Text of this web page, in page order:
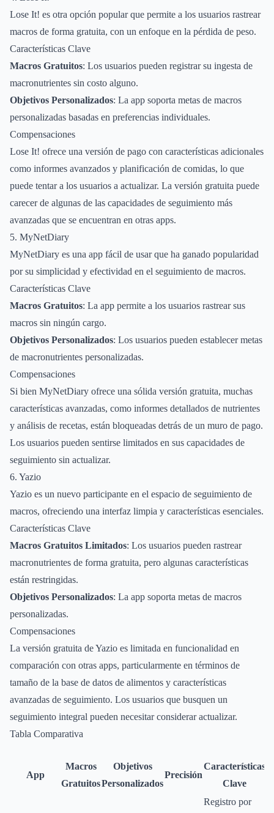
Lose It! es otra opción popular que permite a los usuarios rastrear
macros de forma gratuita, con un enfoque en la pérdida de peso.
Características Clave
Macros Gratuitos: Los usuarios pueden registrar su ingesta de
macronutrientes sin costo alguno.
Objetivos Personalizados: La app soporta metas de macros
personalizadas basadas en preferencias individuales.
Compensaciones
Lose It! ofrece una versión de pago con características adicionales
como informes avanzados y planificación de comidas, lo que
puede tentar a los usuarios a actualizar. La versión gratuita puede
carecer de algunas de las capacidades de seguimiento más
avanzadas que se encuentran en otras apps.
5. MyNetDiary
MyNetDiary es una app fácil de usar que ha ganado popularidad
por su simplicidad y efectividad en el seguimiento de macros.
Características Clave
Macros Gratuitos: La app permite a los usuarios rastrear sus
macros sin ningún cargo.
Objetivos Personalizados: Los usuarios pueden establecer metas
de macronutrientes personalizadas.
Compensaciones
Si bien MyNetDiary ofrece una sólida versión gratuita, muchas
características avanzadas, como informes detallados de nutrientes
y análisis de recetas, están bloqueadas detrás de un muro de pago.
Los usuarios pueden sentirse limitados en sus capacidades de
seguimiento sin actualizar.
6. Yazio
Yazio es un nuevo participante en el espacio de seguimiento de
macros, ofreciendo una interfaz limpia y características esenciales.
Características Clave
Macros Gratuitos Limitados: Los usuarios pueden rastrear
macronutrientes de forma gratuita, pero algunas características
están restringidas.
Objetivos Personalizados: La app soporta metas de macros
personalizadas.
Compensaciones
La versión gratuita de Yazio es limitada en funcionalidad en
comparación con otras apps, particularmente en términos de
tamaño de la base de datos de alimentos y características
avanzadas de seguimiento. Los usuarios que busquen un
seguimiento integral pueden necesitar considerar actualizar.
Tabla Comparativa
App
Macros
Gratuitos
Objetivos
Personalizados
Precisión
Características
Clave
Registro por